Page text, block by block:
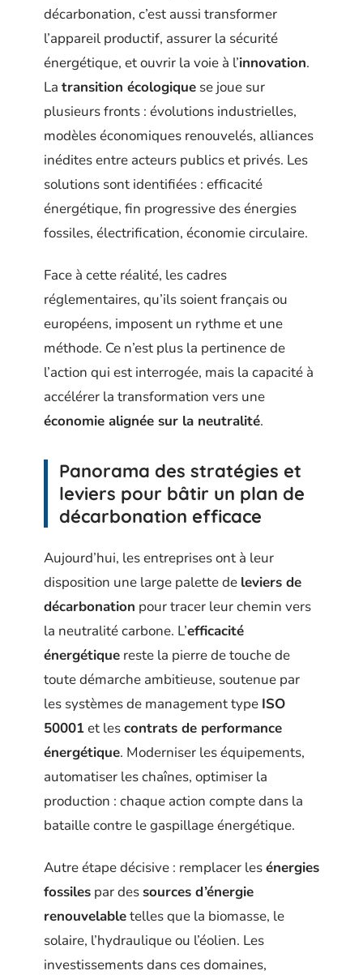
décarbonation, c’est aussi transformer
l’appareil productif, assurer la sécurité
énergétique, et ouvrir la voie à l’innovation.
La transition écologique se joue sur
plusieurs fronts : évolutions industrielles,
modèles économiques renouvelés, alliances
inédites entre acteurs publics et privés. Les
solutions sont identifiées : efficacité
énergétique, fin progressive des énergies
fossiles, électrification, économie circulaire.
Face à cette réalité, les cadres
réglementaires, qu’ils soient français ou
européens, imposent un rythme et une
méthode. Ce n’est plus la pertinence de
l’action qui est interrogée, mais la capacité à
accélérer la transformation vers une
économie alignée sur la neutralité.
Panorama des stratégies et
leviers pour bâtir un plan de
décarbonation efficace
Aujourd’hui, les entreprises ont à leur
disposition une large palette de leviers de
décarbonation pour tracer leur chemin vers
la neutralité carbone. L’efficacité
énergétique reste la pierre de touche de
toute démarche ambitieuse, soutenue par
les systèmes de management type ISO
50001et lescontrats de performance
énergétique. Moderniser les équipements,
automatiser les chaînes, optimiser la
production : chaque action compte dans la
bataille contre le gaspillage énergétique.
Autre étape décisive : remplacer lesénergies
fossiles par dessources d’énergie
renouvelabletelles que la biomasse, le
solaire, l’hydraulique ou l’éolien. Les
investissements dans ces domaines,